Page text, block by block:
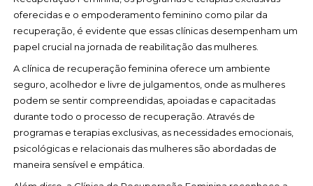
oferecidas e o empoderamento feminino como pilar da
recuperação, é evidente que essas clínicas desempenham um
papel crucial na jornada de reabilitação das mulheres.
A clínica de recuperação feminina oferece um ambiente
seguro, acolhedor e livre de julgamentos, onde as mulheres
podem se sentir compreendidas, apoiadas e capacitadas
durante todo o processo de recuperação. Através de
programas e terapias exclusivas, as necessidades emocionais,
psicológicas e relacionais das mulheres são abordadas de
maneira sensível e empática.